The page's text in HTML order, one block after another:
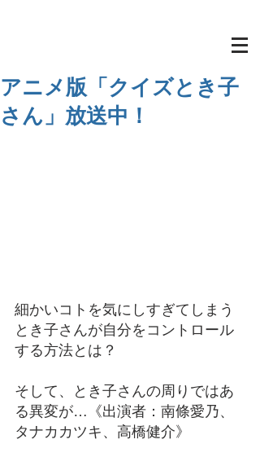
アニメ版「クイズとき子
さん」放送中！
細かいコトを気にしすぎてしまう
とき子さんが自分をコントロール
する方法とは？
そして、とき子さんの周りではあ
る異変が…《出演者：南條愛乃、
タナカカツキ、高橋健介》